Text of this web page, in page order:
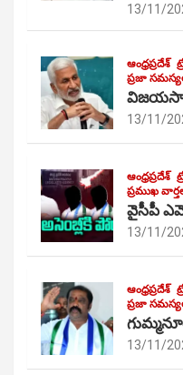
13/11/
ఆంధ్రప్రదేశ్
ప్రజా
13/11/
ఆంధ్రప్రదేశ్
ప్రముఖ
వైసీపీ
13/11/
ఆంధ్రప్రదేశ్
ప్రజా
13/11/